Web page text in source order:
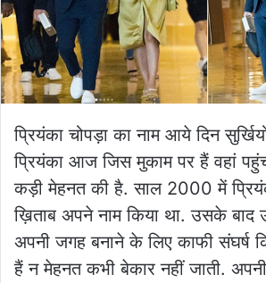
प्रियंका चोपड़ा का नाम आये दिन
प्रियंका आज जिस मुकाम पर हैं वहां
कड़ी मेहनत की है. साल 2000 में
ख़िताब अपने नाम किया था. उसके बाद
अपनी जगह बनाने के लिए काफी संघर्ष
हैं न मेहनत कभी बेकार नहीं जाती.